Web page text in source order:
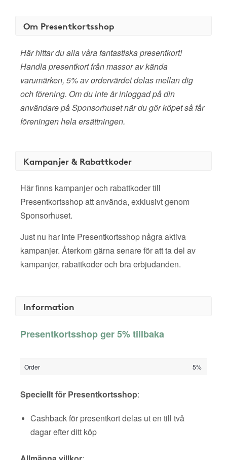
Om Presentkortsshop
Här hittar du alla våra fantastiska presentkort!
Handla presentkort från massor av kända
varumärken, 5% av ordervärdet delas mellan dig
och förening. Om du inte är inloggad på din
användare på Sponsorhuset när du gör köpet så får
föreningen hela ersättningen.
Kampanjer & Rabattkoder
Här finns kampanjer och rabattkoder till
Presentkortsshop att använda, exklusivt genom
Sponsorhuset.
Just nu har inte Presentkortsshop några aktiva
kampanjer. Återkom gärna senare för att ta del av
kampanjer, rabattkoder och bra erbjudanden.
Information
Presentkortsshop ger 5% tillbaka
Order 5%
Speciellt för Presentkortsshop:
Cashback för presentkort delas ut en till två
dagar efter ditt köp